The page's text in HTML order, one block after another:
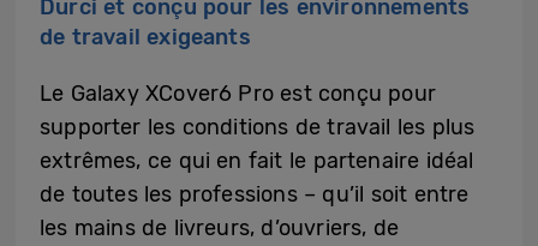
Durci et conçu pour les environnements
de travail exigeants
Le Galaxy XCover6 Pro est conçu pour
supporter les conditions de travail les plus
extrêmes, ce qui en fait le partenaire idéal
de toutes les professions – qu’il soit entre
les mains de livreurs, d’ouvriers, de